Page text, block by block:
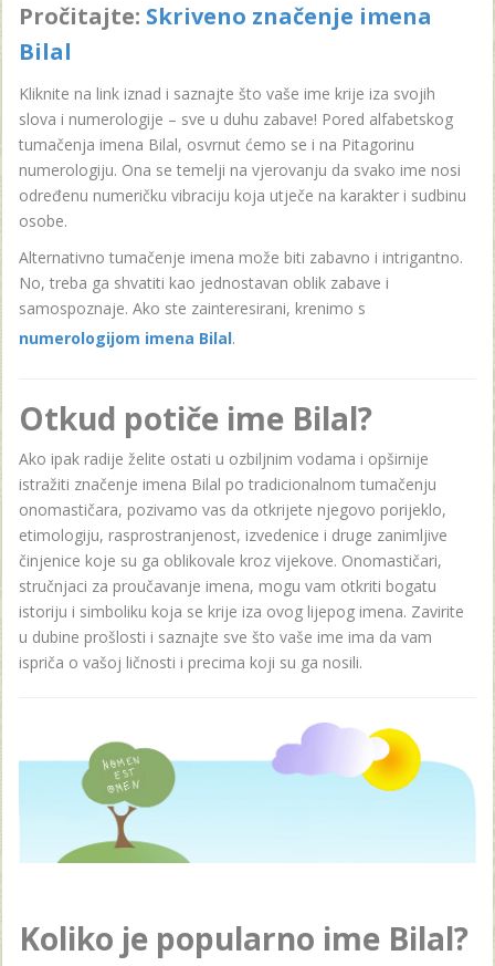
Pročitajte: Skriveno značenje imena
Bilal
Kliknite na link iznad i saznajte što vaše ime krije iza svojih
slova i numerologije – sve u duhu zabave! Pored alfabetskog
tumačenja imena Bilal, osvrnut ćemo se i na Pitagorinu
numerologiju. Ona se temelji na vjerovanju da svako ime nosi
određenu numeričku vibraciju koja utječe na karakter i sudbinu
osobe.
Alternativno tumačenje imena može biti zabavno i intrigantno.
No, treba ga shvatiti kao jednostavan oblik zabave i
samospoznaje. Ako ste zainteresirani, krenimo s
numerologijom imena Bilal.
Otkud potiče ime Bilal?
Ako ipak radije želite ostati u ozbiljnim vodama i opširnije
istražiti značenje imena Bilal po tradicionalnom tumačenju
onomastičara, pozivamo vas da otkrijete njegovo porijeklo,
etimologiju, rasprostranjenost, izvedenice i druge zanimljive
činjenice koje su ga oblikovale kroz vijekove. Onomastičari,
stručnjaci za proučavanje imena, mogu vam otkriti bogatu
istoriju i simboliku koja se krije iza ovog lijepog imena. Zavirite
u dubine prošlosti i saznajte sve što vaše ime ima da vam
ispriča o vašoj ličnosti i precima koji su ga nosili.
Koliko je popularno ime Bilal?